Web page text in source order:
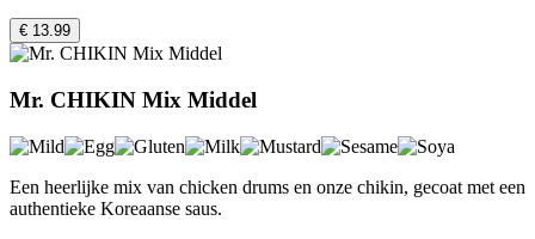
€ 13.99
Mr. CHIKIN Mix Middel
Een heerlijke mix van chicken drums en onze chikin, gecoat met een
authentieke Koreaanse saus.